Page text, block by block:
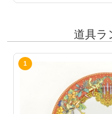
道具ラ